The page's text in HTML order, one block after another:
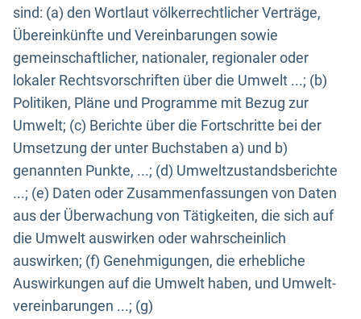
sind: (a) den Wortlaut völkerrechtlicher Verträge,
Übereinkünfte und Vereinbarungen sowie
gemeinschaftlicher, nationaler, regionaler oder
lokaler Rechtsvorschriften über die Umwelt ...; (b)
Politiken, Pläne und Programme mit Bezug zur
Umwelt; (c) Berichte über die Fortschritte bei der
Umsetzung der unter Buchstaben a) und b)
genannten Punkte, ...; (d) Umweltzustandsberichte
...; (e) Daten oder Zusammenfassungen von Daten
aus der Überwachung von Tätigkeiten, die sich auf
die Umwelt auswirken oder wahrscheinlich
auswirken; (f) Genehmigungen, die erhebliche
Auswirkungen auf die Umwelt haben, und Umwelt-
vereinbarungen ...; (g)